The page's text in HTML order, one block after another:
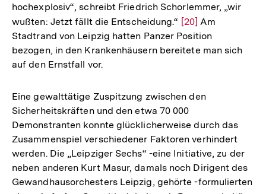
hochexplosiv“, schreibt Friedrich Schorlemmer, „wir
wußten: Jetzt fällt die Entscheidung.“ Zur
Auflösung
der
[20] Am
Stadtrand von Leipzig hatten Panzer Position
bezogen, in den Krankenhäusern bereitete man sich
auf den Ernstfall vor.
Eine gewalttätige Zuspitzung zwischen den
Sicherheitskräften und den etwa 70 000
Demonstranten konnte glücklicherweise durch das
Zusammenspiel verschiedener Faktoren verhindert
werden. Die „Leipziger Sechs“ -eine Initiative, zu der
neben anderen Kurt Masur, damals noch Dirigent des
Gewandhausorchesters Leipzig, gehörte -formulierten